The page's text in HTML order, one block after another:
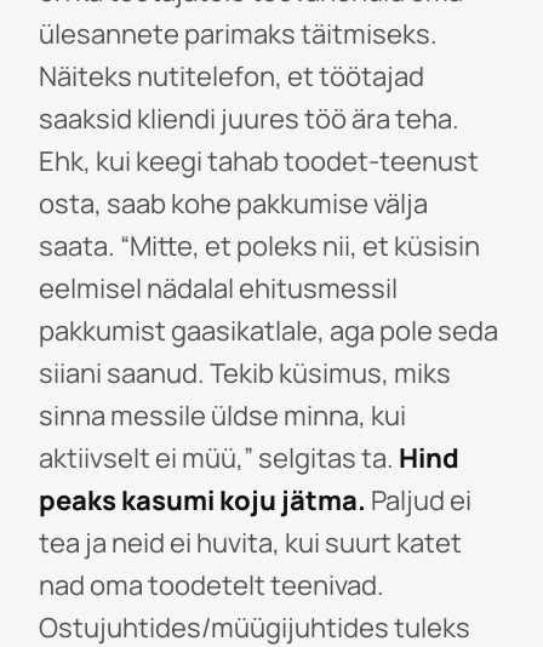
ülesannete parimaks täitmiseks.
Näiteks nutitelefon, et töötajad
saaksid kliendi juures töö ära teha.
Ehk, kui keegi tahab toodet-teenust
osta, saab kohe pakkumise välja
saata. “Mitte, et poleks nii, et küsisin
eelmisel nädalal ehitusmessil
pakkumist gaasikatlale, aga pole seda
siiani saanud. Tekib küsimus, miks
sinna messile üldse minna, kui
aktiivselt ei müü,” selgitas ta. Hind
peaks kasumi koju jätma. Paljud ei
tea ja neid ei huvita, kui suurt katet
nad oma toodetelt teenivad.
Ostujuhtides/müügijuhtides tuleks